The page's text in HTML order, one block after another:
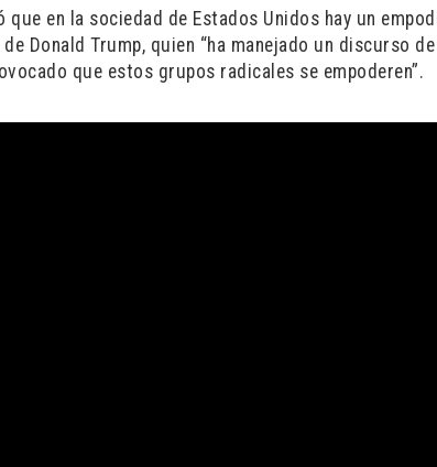
que en la sociedad de Estados Unidos hay un
de Donald Trump, quien “ha manejado un discurso
que estos grupos radicales se empoderen”.